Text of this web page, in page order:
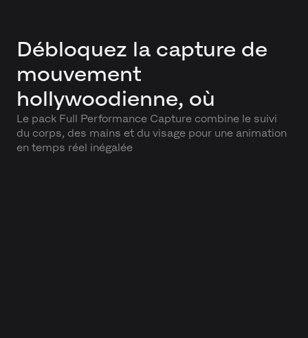
Débloquez la capture de
mouvement
hollywoodienne, où
Le pack Full Performance Capture combine le suivi
du corps, des mains et du visage pour une animation
en temps réel inégalée